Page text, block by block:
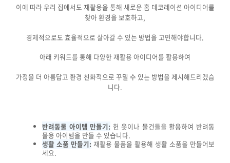
이에 따라 우리 집에서도 재활용을 통해 새로운 홈 데코레이션 아이디어를
찾아 환경을 보호하고,
경제적으로도 효율적으로 살아갈 수 있는 방법을 고민해야합니다.
아래 키워드를 통해 다양한 재활용 아이디어를 활용하여
가정을 더 아름답고 환경 친화적으로 꾸밀 수 있는 방법을 제시해드리겠습
니다.
반려동물 아이템 만들기: 헌 옷이나 물건들을 활용하여 반려동
물용 아이템을 만들 수 있습니다.
생활 소품 만들기: 재활용 물품을 활용해 생활 소품을 만들어보
세요.